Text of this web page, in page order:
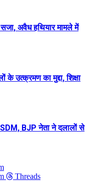
अवैध हथियार मामले में
के उत्क्रमण का मुद्दा, शिक्षा
SDM, BJP नेता ने दलालों से
Threads